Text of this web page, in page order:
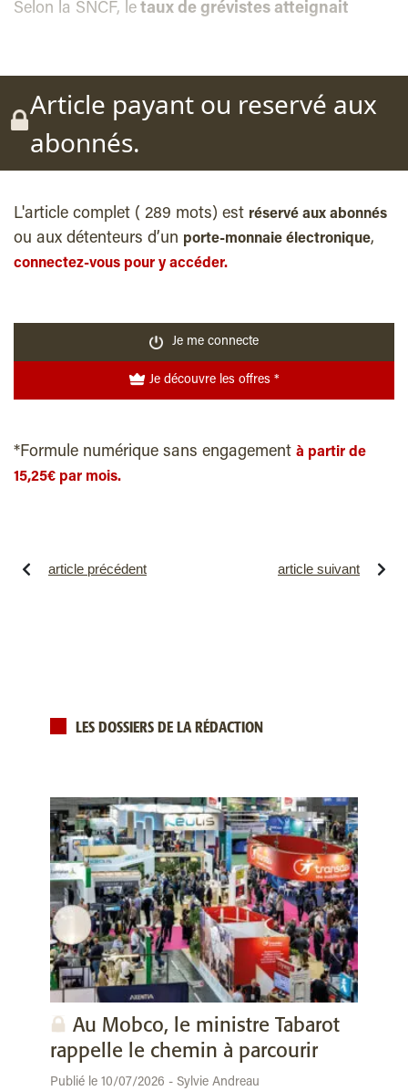
Selon la SNCF, le taux de grévistes atteignait
Article payant ou reservé aux
abonnés.
L'article complet ( 289 mots) est réservé aux abonnés
ou aux détenteurs d’un porte-monnaie électronique,
connectez-vous pour y accéder.
Je me connecte
Je découvre les offres *
*Formule numérique sans engagement à partir de
15,25€ par mois.
article précédent article suivant
LES DOSSIERS DE LA RÉDACTION
Au Mobco, le ministre Tabarot
rappelle le chemin à parcourir
Publié le 10/07/2026 - Sylvie Andreau